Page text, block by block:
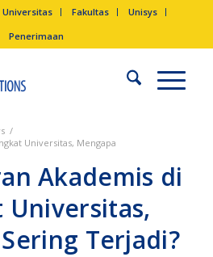
Universitas Fakultas
Unisys
Penerimaan
/
Universitas, Mengapa
Akademis di
Universitas,
Terjadi?